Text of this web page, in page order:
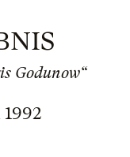
Godunow“